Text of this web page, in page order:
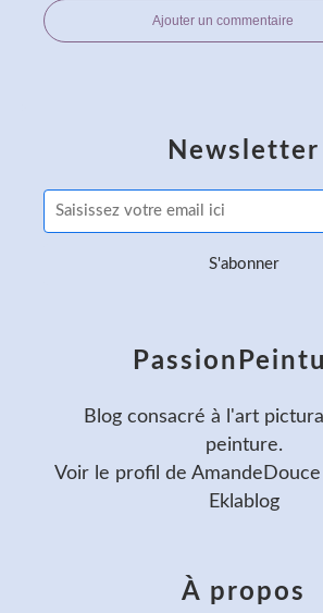
Ajouter un commentaire
Newsletter
Blog consacré à l'art
peinture.
Voir le profil de AmandeDouce
Eklablog
À propos